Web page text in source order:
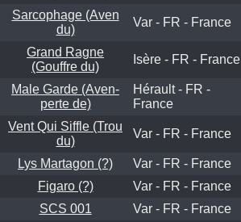
Sarcophage (Aven
du)
Var - FR - France
Grand Ragne
(Gouffre du)
Isère - FR - France
Male Garde (Aven-
perte de)
Hérault - FR -
France
Vent Qui Siffle (Trou
du)
Var - FR - France
Lys Martagon (?) Var - FR - France
Figaro (?)
Var - FR - France
SCS 001
Var - FR - France